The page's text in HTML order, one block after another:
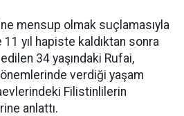
mensup olmak suçlamasıyla
yıl hapiste kaldıktan sonra
34 yaşındaki Rufai,
verdiği yaşam
Filistinlilerin
anlattı.